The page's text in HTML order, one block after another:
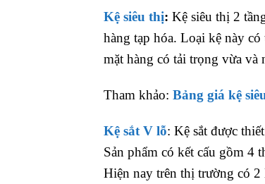
Kệ siêu thị: Kệ siêu thị 2
hàng tạp hóa. Loại kệ này
mặt hàng có tải trọng vừa và
Tham khảo: Bảng giá kệ
Kệ sắt V lỗ: Kệ sắt được
Sản phẩm có kết cấu gồm 4
Hiện nay trên thị trường có